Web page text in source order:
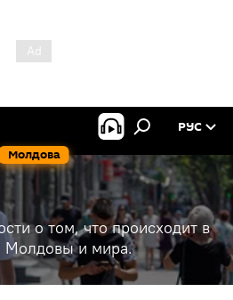
Молдова
РУС
о том, что происходит в
Молдовы и мира.